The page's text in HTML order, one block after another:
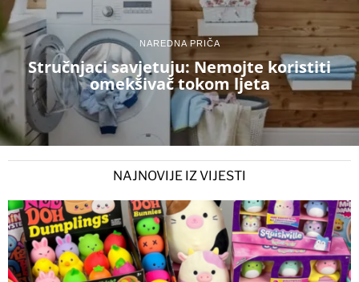
NAREDNA PRIČA
Stručnjaci savjetuju: Nemojte koristiti
omekšivač tokom ljeta
NAJNOVIJE IZ VIJESTI